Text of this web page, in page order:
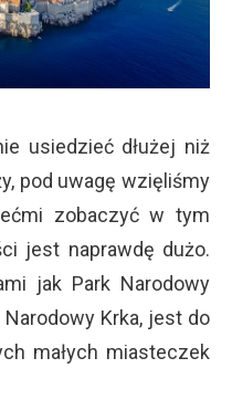
usiedzieć dłużej niż
pod uwagę wzięliśmy
zobaczyć w tym
jest naprawdę dużo.
jak Park Narodowy
Krka, jest do
małych miasteczek